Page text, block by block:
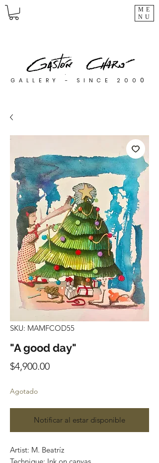
ME
NU
GALLERY - SINCE 200 0
SKU: MAMFCOD55
"A good day"
$4,900.00Precio
Agotado
Notificar al estar disponible
Artist: M. Beatríz